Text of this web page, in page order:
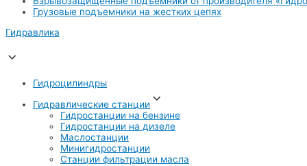
Грузовые подъемники на жестких цепях
Гидравлика
Гидроцилиндры
Гидравлические станции
Гидростанции на бензине
Гидростанции на дизеле
Маслостанции
Минигидростанции
Станции фильтрации масла